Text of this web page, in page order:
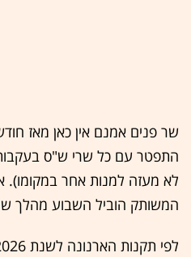
התפטר עם כל שרי ש"ס
לא מעזה למנות אחר במקומו).
המשותק הוביל השבוע מהלך